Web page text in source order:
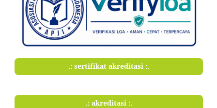
.: sertifikat akreditasi :.
.: akreditasi :.